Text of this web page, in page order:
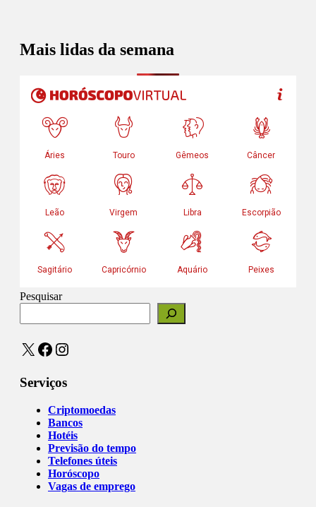
Mais lidas da semana
Pesquisar
X Facebook
Instagram
Serviços
Criptomoedas
Bancos
Hotéis
Previsão do tempo
Telefones úteis
Horóscopo
Vagas de emprego